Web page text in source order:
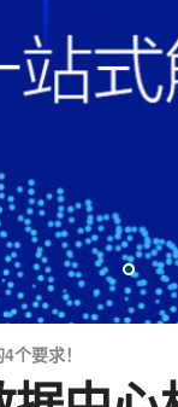
个要求！